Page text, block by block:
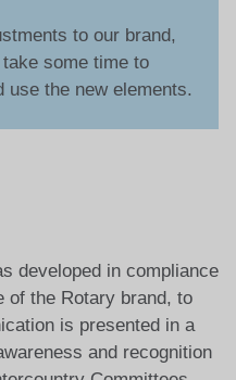
to our brand,
some time to
use the new elements.
developed in compliance
of the Rotary brand, to
is presented in a
and recognition